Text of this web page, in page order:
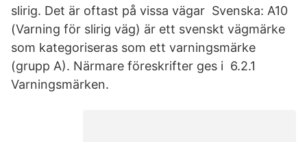
slirig. Det är oftast på vissa vägar Svenska: A10
(Varning för slirig väg) är ett svenskt vägmärke
som kategoriseras som ett varningsmärke
(grupp A). Närmare föreskrifter ges i 6.2.1
Varningsmärken.